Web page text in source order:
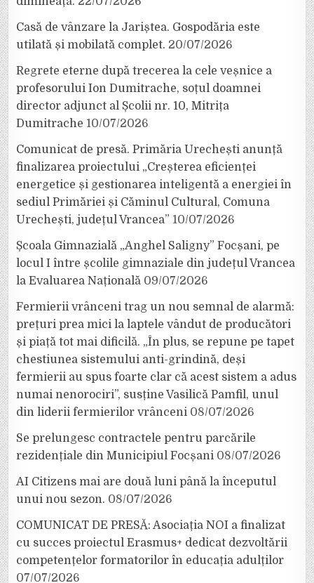
Casă de vânzare la Jariștea. Gospodăria este
utilată și mobilată complet. 20/07/2026
Regrete eterne după trecerea la cele veșnice a
profesorului Ion Dumitrache, soțul doamnei
director adjunct al Școlii nr. 10, Mitrița
Dumitrache 10/07/2026
Comunicat de presă. Primăria Urechești anunță
finalizarea proiectului „Creșterea eficienței
energetice și gestionarea inteligentă a energiei în
sediul Primăriei și Căminul Cultural, Comuna
Urechești, județul Vrancea” 10/07/2026
Școala Gimnazială „Anghel Saligny” Focșani, pe
locul I între școlile gimnaziale din județul Vrancea
la Evaluarea Națională 09/07/2026
Fermierii vrânceni trag un nou semnal de alarmă:
prețuri prea mici la laptele vândut de producători
și piață tot mai dificilă. „În plus, se repune pe tapet
chestiunea sistemului anti-grindină, deși
fermierii au spus foarte clar că acest sistem a adus
numai nenorociri”, susține Vasilică Pamfil, unul
din liderii fermierilor vrânceni 08/07/2026
Se prelungesc contractele pentru parcările
rezidențiale din Municipiul Focșani 08/07/2026
AI Citizens mai are două luni până la începutul
unui nou sezon. 08/07/2026
COMUNICAT DE PRESĂ: Asociația NOI a finalizat
cu succes proiectul Erasmus+ dedicat dezvoltării
competențelor formatorilor în educația adulților
07/07/2026